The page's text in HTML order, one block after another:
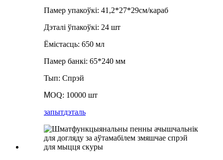
Памер упакоўкі: 41,2*27*29см/караб
Дэталі ўпакоўкі: 24 шт
Ёмістасць: 650 мл
Памер банкі: 65*240 мм
Тып: Спрэй
MOQ: 10000 шт
запытдэталь